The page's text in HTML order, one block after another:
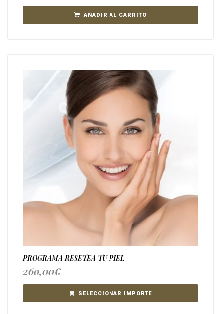
AÑADIR AL CARRITO
PROGRAMA RESETEA TU PIEL
260,00€
SELECCIONAR IMPORTE